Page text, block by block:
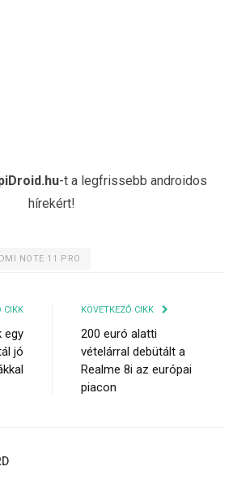
-t a legfrissebb androidos
hírekért!
NOTE 11 PRO
CIKK
egy
jó
KÖVETKEZŐ CIKK
200 euró alatti
vételárral debütált a
Realme 8i az európai
piacon